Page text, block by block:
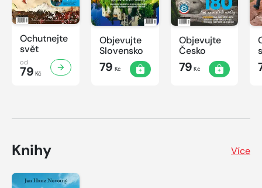
Ochutnejte
svět
od
79 Kč
Objevujte
Slovensko
79 Kč
Objevujte
Česko
79 Kč
Knihy Více